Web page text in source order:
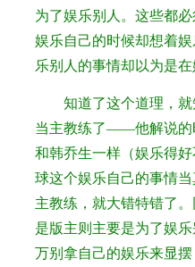
为了娱乐别人。这些都
娱乐自己的时候却想着
乐别人的事情却以为是在
知道了这个道理，就
当主教练了——他解说的
和韩乔生一样（娱乐得
球这个娱乐自己的事情
主教练，就大错特错了
是版主则主要是为了娱
万别拿自己的娱乐来显